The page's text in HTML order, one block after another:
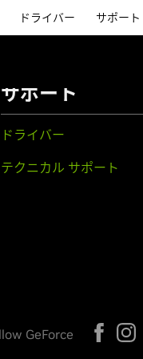
ドライバー サポート
サポート
ドライバー
テクニカル サポート
GeForce